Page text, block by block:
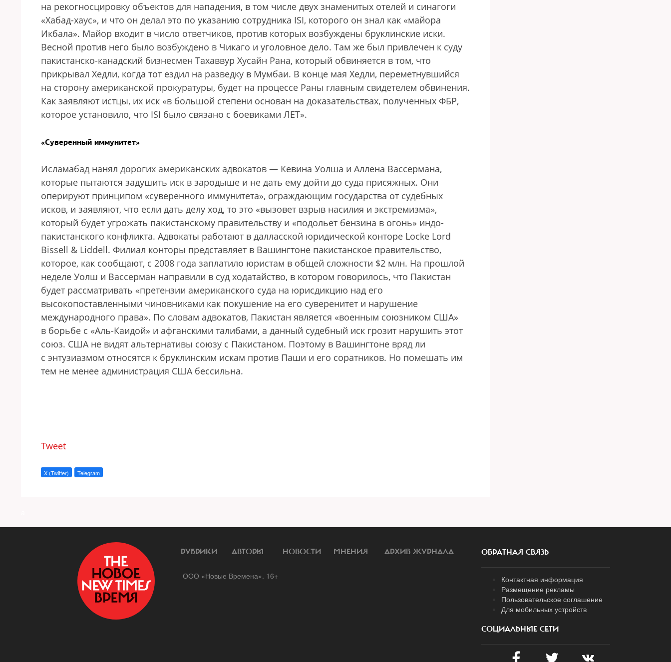
на рекогносцировку объектов для нападения, в том числе двух знаменитых отелей и синагоги
«Хабад-хаус», и что он делал это по указанию сотрудника ISI, которого он знал как «майора
Икбала». Майор входит в число ответчиков, против которых возбуждены бруклинские иски.
Весной против него было возбуждено в Чикаго и уголовное дело. Там же был привлечен к суду
пакистанско-канадский бизнесмен Тахаввур Хусайн Рана, который обвиняется в том, что
прикрывал Хедли, когда тот ездил на разведку в Мумбаи. В конце мая Хедли, переметнувшийся
на сторону американской прокуратуры, будет на процессе Раны главным свидетелем обвинения.
Как заявляют истцы, их иск «в большой степени основан на доказательствах, полученных ФБР,
которое установило, что ISI было связано с боевиками ЛЕТ».
«Суверенный иммунитет»
Исламабад нанял дорогих американских адвокатов — Кевина Уолша и Аллена Вассермана,
которые пытаются задушить иск в зародыше и не дать ему дойти до суда присяжных. Они
оперируют принципом «суверенного иммунитета», ограждающим государства от судебных
исков, и заявляют, что если дать делу ход, то это «вызовет взрыв насилия и экстремизма»,
который будет угрожать пакистанскому правительству и «подольет бензина в огонь» индо-
пакистанского конфликта. Адвокаты работают в далласской юридической конторе Locke Lord
Bissell & Liddell. Филиал конторы представляет в Вашингтоне пакистанское правительство,
которое, как сообщают, с 2008 года заплатило юристам в общей сложности $2 млн. На прошлой
неделе Уолш и Вассерман направили в суд ходатайство, в котором говорилось, что Пакистан
будет рассматривать «претензии американского суда на юрисдикцию над его
высокопоставленными чиновниками как покушение на его суверенитет и нарушение
международного права». По словам адвокатов, Пакистан является «военным союзником США»
в борьбе с «Аль-Каидой» и афганскими талибами, а данный судебный иск грозит нарушить этот
союз. США не видят альтернативы союзу с Пакистаном. Поэтому в Вашингтоне вряд ли
с энтузиазмом относятся к бруклинским искам против Паши и его соратников. Но помешать им
тем не менее администрация США бессильна.
Tweet
X (Twitter) Telegram
РУБРИКИ АВТОРЫ НОВОСТИ МНЕНИЯ АРХИВ ЖУРНАЛА
ООО «Новые Времена». 16+
ОБРАТНАЯ СВЯЗЬ
Контактная информация
Размещение рекламы
Пользовательское соглашение
Для мобильных устройств
СОЦИАЛЬНЫЕ СЕТИ